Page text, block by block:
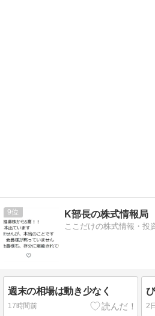
9 K部長の株式情報局
ここだけの株式情報・投
週末の相場は動き少なく
17時間前 2